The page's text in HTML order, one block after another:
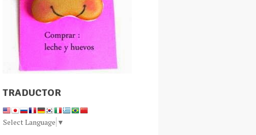
TRADUCTOR
Select Language ▼